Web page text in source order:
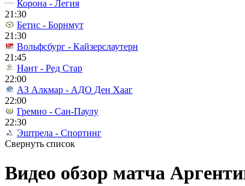
Корона - Легия
21:30
Бетис - Борнмут
21:30
Вольфсбург - Кайзерслаутерн
21:45
Нант - Ред Стар
22:00
АЗ Алкмар - АДО Ден Хааг
22:00
Гремио - Сан-Паулу
22:30
Эштрела - Спортинг
Свернуть список
Видео обзор матча